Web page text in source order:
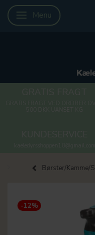
Skifte navigation
Menu
Børster/Kamme/
-12%